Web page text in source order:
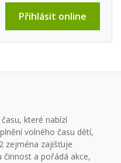
Přihlásit online
které nabízí
volného času dětí,
zejména zajišťuje
činnost a pořádá akce,